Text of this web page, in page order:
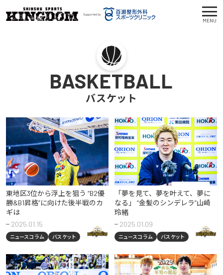
MENU
バスケット
BASKETBALL
東地区3位から浮上を狙う “B2優
勝&B1昇格”に向けた後半戦のカ
ギは
2025.01.15
ニュースコラム バスケット
「夢を見て、夢を叶えて、夢に
なる」 “金髪のシンデレラ”山崎
玲緒
2025.01.09
ニュースコラム バスケット